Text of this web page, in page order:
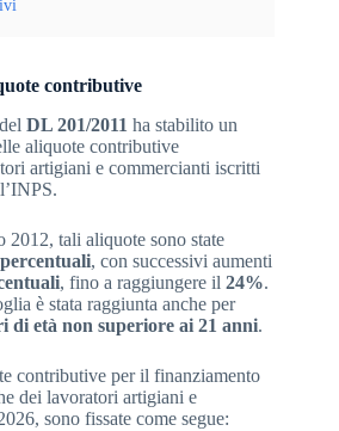
contributive
DL 201/2011 ha stabilito un
aliquote contributive
artigiani e commercianti iscritti
2012, tali aliquote sono state
, con successivi aumenti
, fino a raggiungere il 24%.
è stata raggiunta anche per
di età non superiore ai 21 anni.
contributive per il finanziamento
dei lavoratori artigiani e
sono fissate come segue: